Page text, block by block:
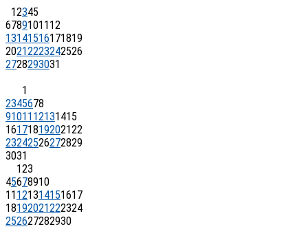
12345
67891011 12
13141516171819
20212223242526
2728293031
1
2345678
91011 12131415
16171819202122
23242526272829
3031
123
45678910
11 121314151617
18192021222324
252627282930